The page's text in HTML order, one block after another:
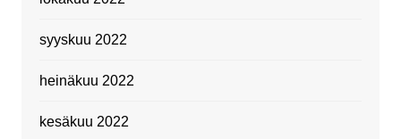
syyskuu 2022
heinäkuu 2022
kesäkuu 2022